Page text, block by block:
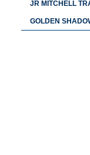
JR MITCHELL
GOLDEN